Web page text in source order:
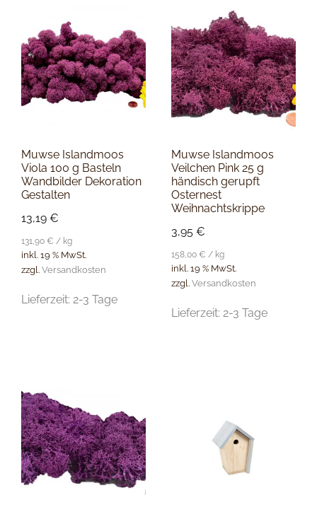
Muwse Islandmoos
Viola 100 g Basteln
Wandbilder Dekoration
Gestalten
13,19 €
131,90 € / kg
inkl. 19 % MwSt.
zzgl. Versandkosten
Lieferzeit: 2-3 Tage
Muwse Islandmoos
Veilchen Pink 25 g
händisch gerupft
Osternest
Weihnachtskrippe
3,95€
158,00€ / kg
inkl. 19 % MwSt.
zzgl.Versandkosten
Lieferzeit: 2-3 Tage